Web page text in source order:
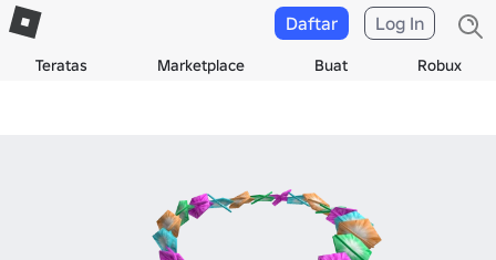
Teratas Marketplace Buat Robux
Daftar Log In